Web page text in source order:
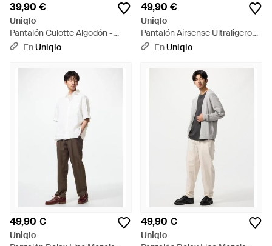
39,90 €
Uniqlo
Pantalón Culotte Algodón -
Blanco
EnUniqlo
49,90 €
Uniqlo
Pantalón Airsense Ultraligero
(Efecto Lana) - Azul
EnUniqlo
49,90 €
Uniqlo
49,90 €
Uniqlo